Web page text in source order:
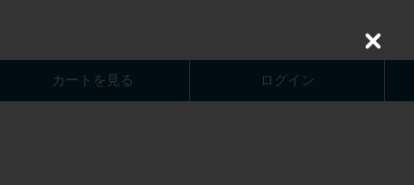
カートを見る ログイン
C
l